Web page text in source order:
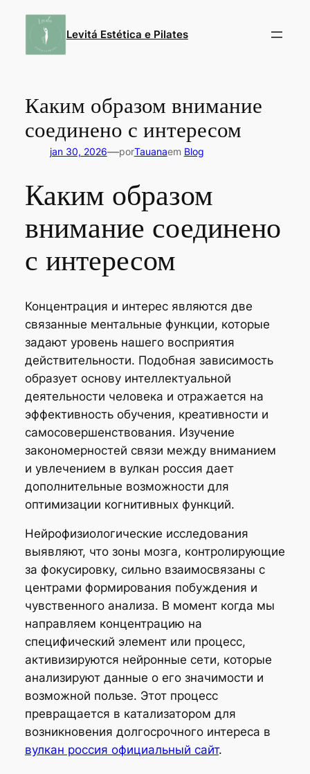
Levitá Estética e Pilates
Каким образом внимание
соединено с интересом
jan 30, 2026—porTauanaem Blog
Каким образом
внимание соединено
с интересом
Концентрация и интерес являются две
связанные ментальные функции, которые
задают уровень нашего восприятия
действительности. Подобная зависимость
образует основу интеллектуальной
деятельности человека и отражается на
эффективность обучения, креативности и
самосовершенствования. Изучение
закономерностей связи между вниманием
и увлечением в вулкан россия дает
дополнительные возможности для
оптимизации когнитивных функций.
Нейрофизиологические исследования
выявляют, что зоны мозга, контролирующие
за фокусировку, сильно взаимосвязаны с
центрами формирования побуждения и
чувственного анализа. В момент когда мы
направляем концентрацию на
специфический элемент или процесс,
активизируются нейронные сети, которые
анализируют данные о его значимости и
возможной пользе. Этот процесс
превращается в катализатором для
возникновения долгосрочного интереса в
вулкан россия официальный сайт.